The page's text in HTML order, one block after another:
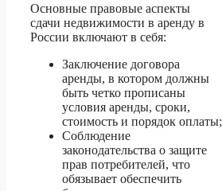
Основные правовые аспекты
сдачи недвижимости в аренду в
России включают в себя:
Заключение договора
аренды, в котором должны
быть четко прописаны
условия аренды, сроки,
стоимость и порядок оплаты;
Соблюдение
законодательства о защите
прав потребителей, что
обязывает обеспечить